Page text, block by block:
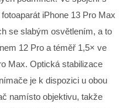
iPhone 13 Pro Max
se slabým osvětlením, a to
12 Pro a téměř 1,5× ve
Max. Optická stabilizace
je k dispozici u obou
namísto objektivu, takže